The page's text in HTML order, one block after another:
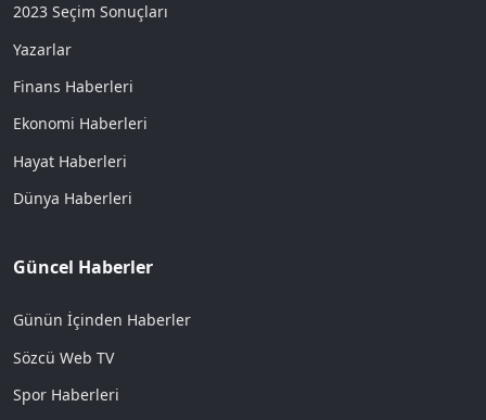
2023 Seçim Sonuçları
Yazarlar
Finans Haberleri
Ekonomi Haberleri
Hayat Haberleri
Dünya Haberleri
Güncel Haberler
Günün İçinden Haberler
Sözcü Web TV
Spor Haberleri